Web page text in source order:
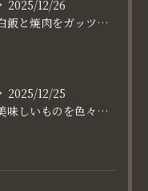
2025/12/26
白飯と焼肉をガッツり食べたいなら
2025/12/25
美味しいものを色々楽しめるのが #お店で焼肉